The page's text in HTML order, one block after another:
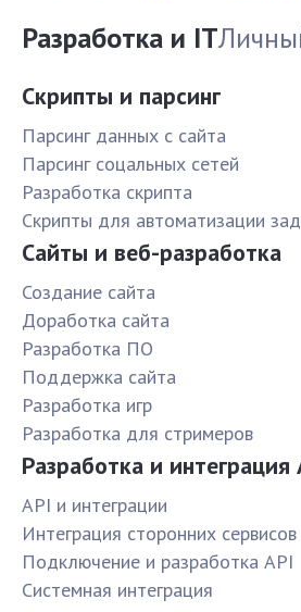
Разработка и IT
Скрипты и парсинг
Парсинг данных с сайта
Парсинг соцальных сетей
Разработка скрипта
Скрипты для автоматизации
Сайты и веб-разработка
Создание сайта
Доработка сайта
Разработка ПО
Поддержка сайта
Разработка игр
Разработка для стримеров
Разработка и интеграция
API и интеграции
Интеграция сторонних сервисов
Подключение и разработка API
Системная интеграция